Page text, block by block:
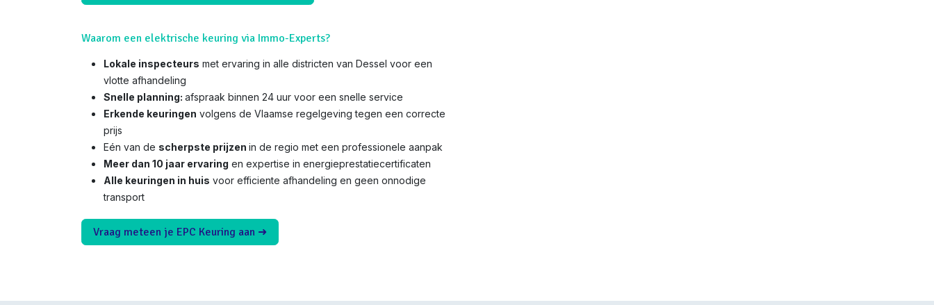
Waarom een elektrische keuring via Immo-Experts?
Lokale inspecteurs met ervaring in alle districten van Dessel voor een
vlotte afhandeling
Snelle planning: afspraak binnen 24 uur voor een snelle service
Erkende keuringen volgens de Vlaamse regelgeving tegen een correcte
prijs
Eén van de scherpste prijzen in de regio met een professionele aanpak
Meer dan 10 jaar ervaring en expertise in energieprestatiecertificaten
Alle keuringen in huis voor efficiente afhandeling en geen onnodige
transport
Vraag meteen je EPC Keuring aan ➜